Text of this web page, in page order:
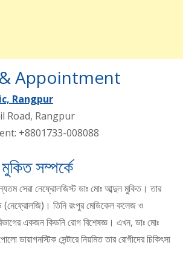
Appointment
Rangpur
Road, Rangpur
+8801733-008088
সম্পর্কে
সেরা নেফ্রোলজিস্ট ডাঃ মোঃ আব্দুল মুকিত। তার
(নেফ্রোলজি)। তিনি রংপুর মেডিকেল কলেজ ও
একজন কিডনি রোগ বিশেষজ্ঞ। এখন, ডাঃ মোঃ
ডায়াগনস্টিক সেন্টারে নিয়মিত তার রোগীদের চিকিৎসা